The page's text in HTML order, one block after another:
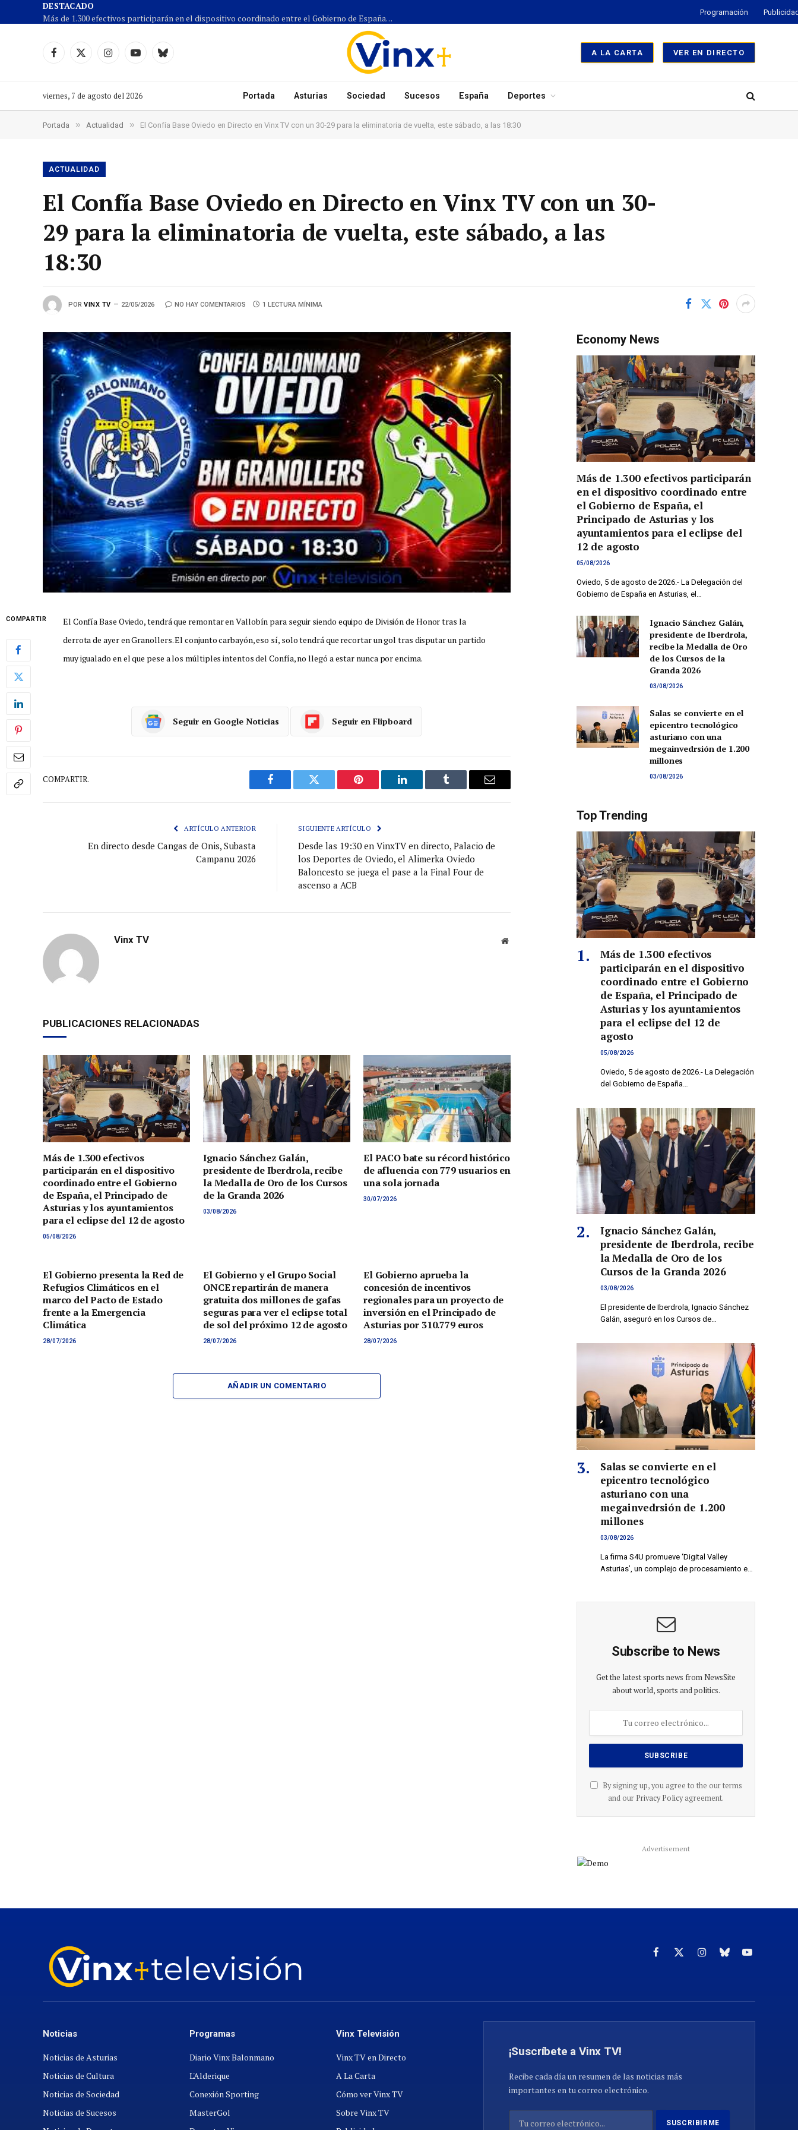
DESTACADO
Más de 1.300 efectivos participarán en el dispositivo coordinado entre el Gobierno de España, el Principado de Asturias y los ayuntamientos para el eclipse del 12 de agosto
Programación
Facebook
X
InstagramYouTubeCielo
A LA CARTA VER EN DIRECTO
viernes, 7 de agosto del 2026 Portada Asturias Sociedad Sucesos España Deportes
Portada » Actualidad » El Confía Base Oviedo en Directo en Vinx TV con un 30-29 para la eliminatoria de vuelta, este sábado, a las 18:30
ACTUALIDAD
El Confía Base Oviedo en Directo en Vinx TV con un 30-
29 para la eliminatoria de vuelta, este sábado, a las
18:30
POR VINX TV 22/05/2026 NO HAY COMENTARIOS 1 LECTURA MÍNIMA
COMPARTIR
El Confía Base Oviedo, tendrá que remontar en Vallobín para seguir siendo equipo de División de Honor tras la
derrota de ayer en Granollers. El conjunto carbayón, eso sí, solo tendrá que recortar un gol tras disputar un partido
muy igualado en el que pese a los múltiples intentos del Confía, no llegó a estar nunca por encima.
Seguir en Google Noticias Seguir en Flipboard
COMPARTIR.
Facebook Gorjeo Pinterest LinkedIn Tumblr
Correo
ARTÍCULO ANTERIOR
En directo desde Cangas de Onis, Subasta
Campanu 2026
SIGUIENTE ARTÍCULO
Desde las 19:30 en VinxTV en directo, Palacio de
los Deportes de Oviedo, el Alimerka Oviedo
Baloncesto se juega el pase a la Final Four de
ascenso a ACB
Vinx TV
Sitio
PUBLICACIONES RELACIONADAS
Más de 1.300 efectivos
participarán en el dispositivo
coordinado entre el Gobierno
de España, el Principado de
Asturias y los ayuntamientos
para el eclipse del 12 de agosto
05/08/2026
Ignacio Sánchez Galán,
presidente de Iberdrola, recibe
la Medalla de Oro de los Cursos
de la Granda 2026
03/08/2026
El PACO bate su récord histórico
de afluencia con 779 usuarios en
una sola jornada
30/07/2026
El Gobierno presenta la Red de
Refugios Climáticos en el
marco del Pacto de Estado
frente a la Emergencia
Climática
28/07/2026
El Gobierno y el Grupo Social
ONCE repartirán de manera
gratuita dos millones de gafas
seguras para ver el eclipse total
de sol del próximo 12 de agosto
28/07/2026
El Gobierno aprueba la
concesión de incentivos
regionales para un proyecto de
inversión en el Principado de
Asturias por 310.779 euros
28/07/2026
AÑADIR UN COMENTARIO
Economy News
Más de 1.300 efectivos participarán
en el dispositivo coordinado entre
el Gobierno de España, el
Principado de Asturias y los
ayuntamientos para el eclipse del
12 de agosto
05/08/2026
Oviedo, 5 de agosto de 2026.- La Delegación del
Gobierno de España en Asturias, el…
Ignacio Sánchez Galán,
presidente de Iberdrola,
recibe la Medalla de Oro
de los Cursos de la
Granda 2026
03/08/2026
Salas se convierte en el
epicentro tecnológico
asturiano con una
megainvedrsión de 1.200
millones
03/08/2026
Top Trending
Más de 1.300 efectivos
participarán en el dispositivo
coordinado entre el Gobierno
de España, el Principado de
Asturias y los ayuntamientos
para el eclipse del 12 de
agosto
05/08/2026
Oviedo, 5 de agosto de 2026.- La Delegación
del Gobierno de España…
Ignacio Sánchez Galán,
presidente de Iberdrola, recibe
la Medalla de Oro de los
Cursos de la Granda 2026
03/08/2026
El presidente de Iberdrola, Ignacio Sánchez
Galán, aseguró en los Cursos de…
Salas se convierte en el
epicentro tecnológico
asturiano con una
megainvedrsión de 1.200
millones
03/08/2026
La firma S4U promueve ‘Digital Valley
Asturias’, un complejo de procesamiento e…
Subscribe to News
Get the latest sports news from NewsSite
about world, sports and politics.
By signing up, you agree to the our terms
and our Privacy Policyagreement.
Advertisement
Facebook
X
Instagram
Cielo YouTube
Noticias
Noticias de Asturias
Noticias de Cultura
Noticias de Sociedad
Noticias de Sucesos
Programas
Diario Vinx Balonmano
L'Alderique
Conexión Sporting
MasterGol
Vinx Televisión
Vinx TV en Directo
A La Carta
Cómo ver Vinx TV
Sobre Vinx TV
¡Suscríbete a Vinx TV!
Recibe cada día un resumen de las noticias más
importantes en tu correo electrónico.